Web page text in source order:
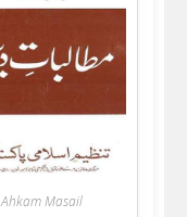
Ahkam Masail